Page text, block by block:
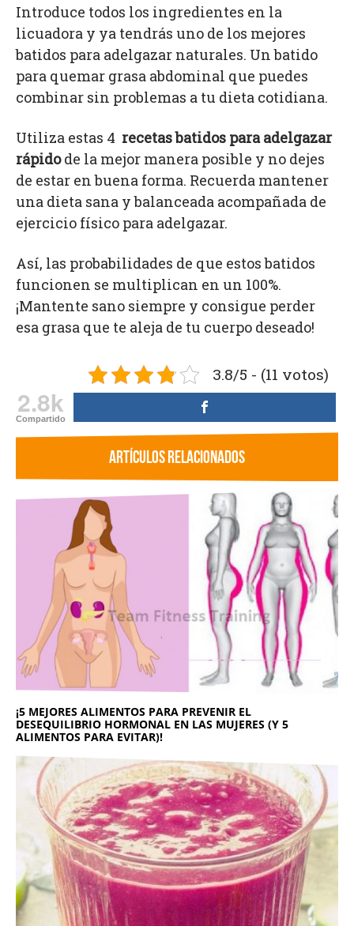
Introduce todos los ingredientes en la
licuadora y ya tendrás uno de los mejores
batidos para adelgazar naturales. Un batido
para quemar grasa abdominal que puedes
combinar sin problemas a tu dieta cotidiana.
Utiliza estas 4 recetasbatidos para adelgazar
rápidode la mejor manera posible y no dejes
de estar en buena forma. Recuerda mantener
una dieta sana y balanceada acompañada de
ejercicio físico para adelgazar.
Así, las probabilidades de que estos batidos
funcionen se multiplican en un 100%.
¡Mantente sano siempre y consigue perder
esa grasa que te aleja de tu cuerpo deseado!
3.8/5 - (11 votos)
2.8k
Compartido
ARTÍCULOS RELACIONADOS
¡5 MEJORES ALIMENTOS PARA PREVENIR EL
DESEQUILIBRIO HORMONAL EN LAS MUJERES (Y 5
ALIMENTOS PARA EVITAR)!